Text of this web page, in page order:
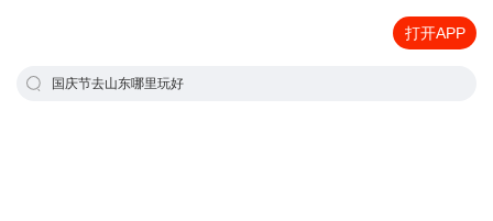
打开APP
国庆节去山东哪里玩好